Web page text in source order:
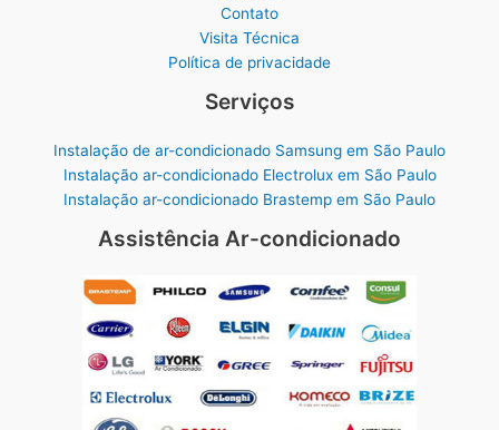
Contato
Visita Técnica
Política de privacidade
Serviços
Instalação de ar-condicionado Samsung em São Paulo
Instalação ar-condicionado Electrolux em São Paulo
Instalação ar-condicionado Brastemp em São Paulo
Assistência Ar-condicionado